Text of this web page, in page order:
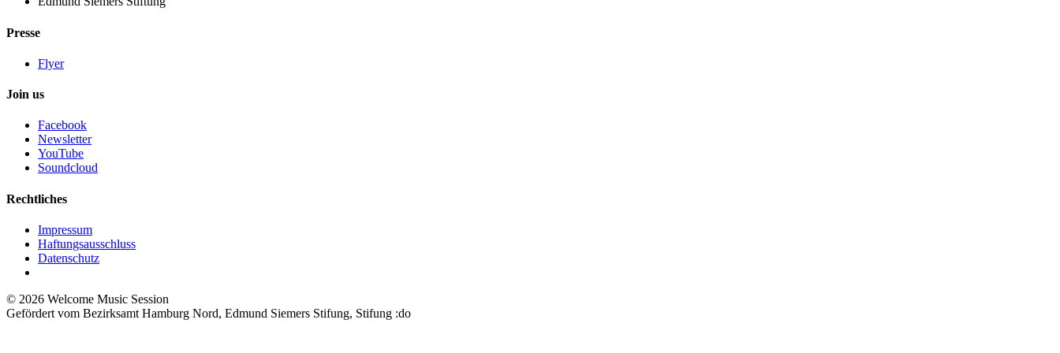
Presse
Flyer
Join us
Facebook
Newsletter
YouTube
Soundcloud
Rechtliches
Impressum
Haftungsausschluss
Datenschutz
© 2026 Welcome Music Session
Gefördert vom Bezirksamt Hamburg Nord, Edmund Siemers Stifung, Stifung :do